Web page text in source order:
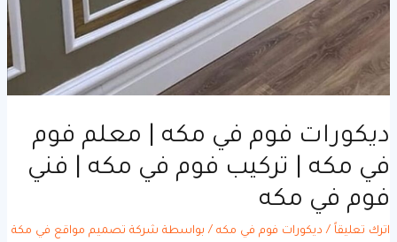
فوم في مكه | معلم فوم
مكه | تركيب فوم في مكه | فني
في مكه
تعليقاً / ديكورات فوم في مكه/ بواسطة شركة تصميم مواقع في مكة